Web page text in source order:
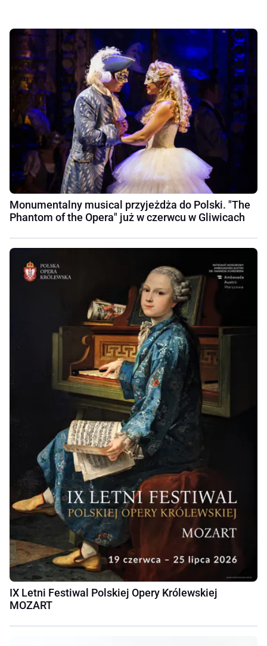
Monumentalny musical przyjeżdża do Polski. "The
Phantom of the Opera" już w czerwcu w Gliwicach
IX Letni Festiwal Polskiej Opery Królewskiej
MOZART